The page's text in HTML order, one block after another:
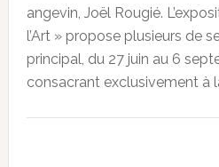
angevin, Joël Rougié.
l’Art » propose plusieurs de
principal, du 27 juin au 6
consacrant exclusivement à